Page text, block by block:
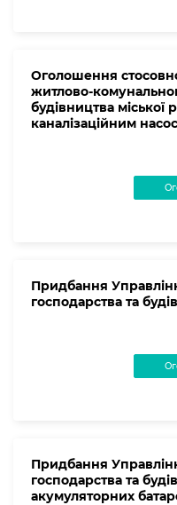
Оголошення
житлово-
будівництва
каналізаційним
Придбання
господарства та
Придбання
господарства та
акумуляторних